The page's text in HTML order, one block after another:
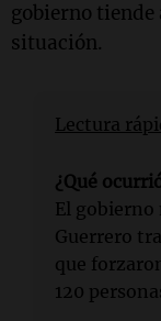
gobierno
situación.
Lectura
¿Qué
El
Guerrero
que
120